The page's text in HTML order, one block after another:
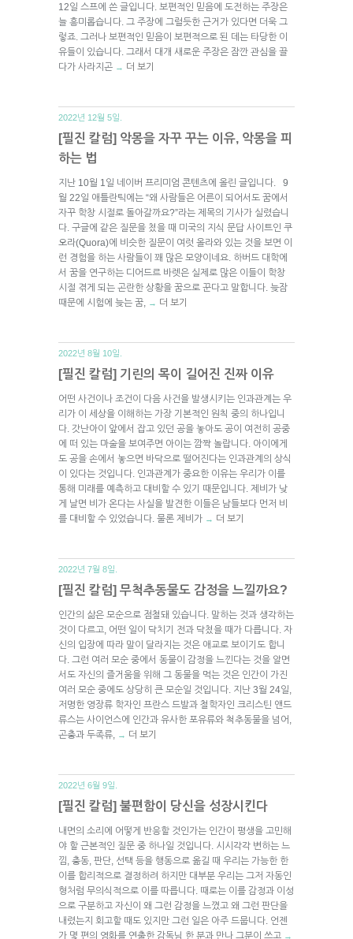
12일 스프에 쓴 글입니다. 보편적인 믿음에 도전하는 주장은
늘 흥미롭습니다. 그 주장에 그럴듯한 근거가 있다면 더욱 그
렇죠. 그러나 보편적인 믿음이 보편적으로 된 데는 타당한 이
유들이 있습니다. 그래서 대개 새로운 주장은 잠깐 관심을 끌
다가 사라지곤 → 더 보기
2022년 12월 5일.
[필진 칼럼] 악몽을 자꾸 꾸는 이유, 악몽을 피
하는 법
지난 10월 1일 네이버 프리미엄 콘텐츠에 올린 글입니다. 9
월 22일 애틀란틱에는 “왜 사람들은 어른이 되어서도 꿈에서
자꾸 학창 시절로 돌아갈까요?”라는 제목의 기사가 실렸습니
다. 구글에 같은 질문을 쳤을 때 미국의 지식 문답 사이트인 쿠
오라(Quora)에 비슷한 질문이 여럿 올라와 있는 것을 보면 이
런 경험을 하는 사람들이 꽤 많은 모양이네요. 하버드 대학에
서 꿈을 연구하는 디어드르 바렛은 실제로 많은 이들이 학창
시절 겪게 되는 곤란한 상황을 꿈으로 꾼다고 말합니다. 늦잠
때문에 시험에 늦는 꿈,
→ 더 보기
2022년 8월 10일.
[필진 칼럼] 기린의 목이 길어진 진짜 이유
어떤 사건이나 조건이 다음 사건을 발생시키는 인과관계는 우
리가 이 세상을 이해하는 가장 기본적인 원칙 중의 하나입니
다. 갓난아이 앞에서 잡고 있던 공을 놓아도 공이 여전히 공중
에 떠 있는 마술을 보여주면 아이는 깜짝 놀랍니다. 아이에게
도 공을 손에서 놓으면 바닥으로 떨어진다는 인과관계의 상식
이 있다는 것입니다. 인과관계가 중요한 이유는 우리가 이를
통해 미래를 예측하고 대비할 수 있기 때문입니다. 제비가 낮
게 날면 비가 온다는 사실을 발견한 이들은 남들보다 먼저 비
를 대비할 수 있었습니다. 물론 제비가 → 더 보기
2022년 7월 8일.
[필진 칼럼] 무척추동물도 감정을 느낄까요?
인간의 삶은 모순으로 점철돼 있습니다. 말하는 것과 생각하는
것이 다르고, 어떤 일이 닥치기 전과 닥쳤을 때가 다릅니다. 자
신의 입장에 따라 말이 달라지는 것은 애교로 보이기도 합니
다. 그런 여러 모순 중에서 동물이 감정을 느낀다는 것을 알면
서도 자신의 즐거움을 위해 그 동물을 먹는 것은 인간이 가진
여러 모순 중에도 상당히 큰 모순일 것입니다. 지난 3월 24일,
저명한 영장류 학자인 프란스 드발과 철학자인 크리스틴 앤드
류스는 사이언스에 인간과 유사한 포유류와 척추동물을 넘어,
곤충과 두족류,
→ 더 보기
2022년 6월 9일.
[필진 칼럼] 불편함이 당신을 성장시킨다
내면의 소리에 어떻게 반응할 것인가는 인간이 평생을 고민해
야 할 근본적인 질문 중 하나일 것입니다. 시시각각 변하는 느
낌, 충동, 판단, 선택 등을 행동으로 옮길 때 우리는 가능한 한
이를 합리적으로 결정하려 하지만 대부분 우리는 그저 자동인
형처럼 무의식적으로 이를 따릅니다. 때로는 이를 감정과 이성
으로 구분하고 자신이 왜 그런 감정을 느꼈고 왜 그런 판단을
내렸는지 회고할 때도 있지만 그런 일은 아주 드뭅니다. 언젠
가 몇 편의 영화를 연출한 감독님 한 분과 만나 그분이 쓰고 →